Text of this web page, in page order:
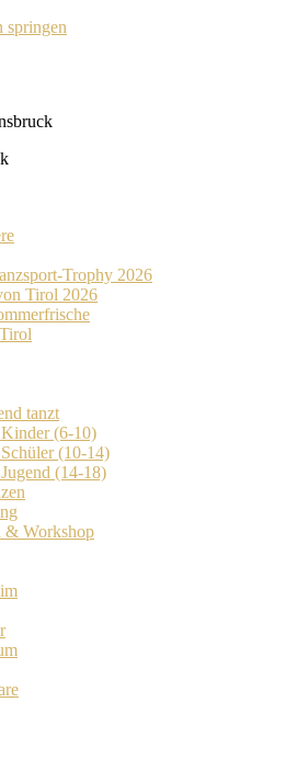
springen
Trophy 2026
Tirol 2026
tanzt
(6-10)
(10-14)
(14-18)
& Workshop